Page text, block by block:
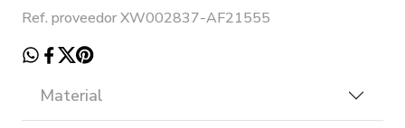
Ref. proveedor XW002837-AF21555
Material